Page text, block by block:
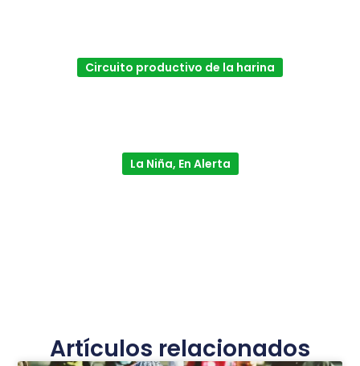
Circuito productivo de la harina
La Niña, En Alerta
Artículos relacionados